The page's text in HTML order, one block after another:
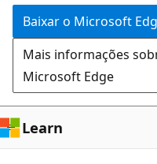
Baixar o Microsoft
Mais informações
Microsoft Edge
Learn